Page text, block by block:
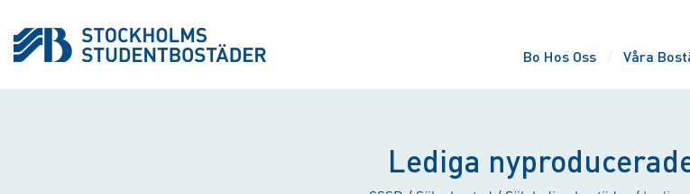
Bo Hos Oss Våra
Lediga